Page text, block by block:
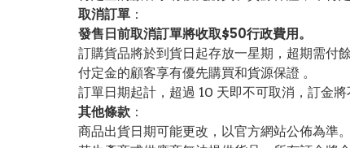
取消訂單 ：
發售日前取消訂單將收取$50行政費用。
訂購貨品將於到貨日起存放一星期，超期需付
付定金的顧客享有優先購買和貨源保證 。
訂單日期起計，超過 10 天即不可取消，訂金將
其他條款 ：
商品出貨日期可能更改，以官方網站公佈為準。